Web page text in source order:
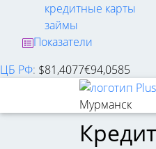
кредитные карты
займы
Показатели
ЦБ РФ: $81,4077€94,0585
Мурманск